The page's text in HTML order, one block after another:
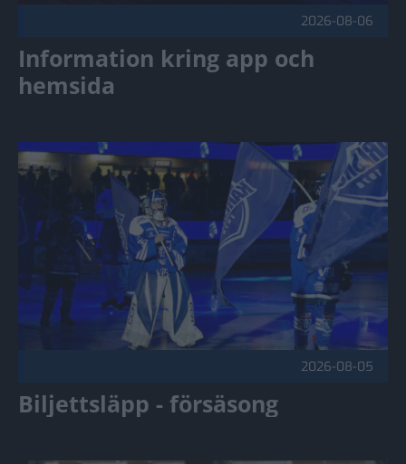
2026-08-06
Information kring app och
hemsida
Biljettsläpp - försäsong Publicerad 2026-08-05
2026-08-05
Biljettsläpp - försäsong